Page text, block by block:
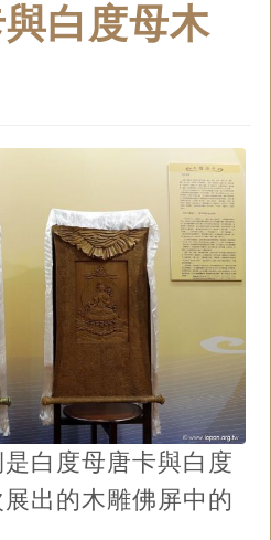
白度母木
白度母唐卡與白度
出的木雕佛屏中的